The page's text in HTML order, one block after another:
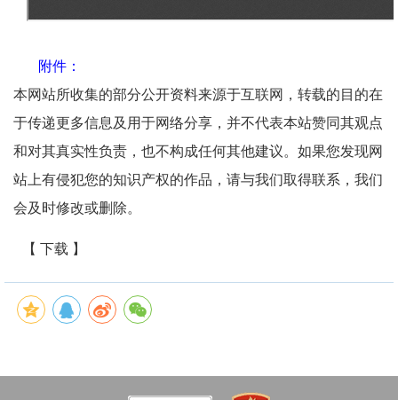
附件：
本网站所收集的部分公开资料来源于互联网，转载的目的在
于传递更多信息及用于网络分享，并不代表本站赞同其观点
和对其真实性负责，也不构成任何其他建议。如果您发现网
站上有侵犯您的知识产权的作品，请与我们取得联系，我们
会及时修改或删除。
【 下载 】